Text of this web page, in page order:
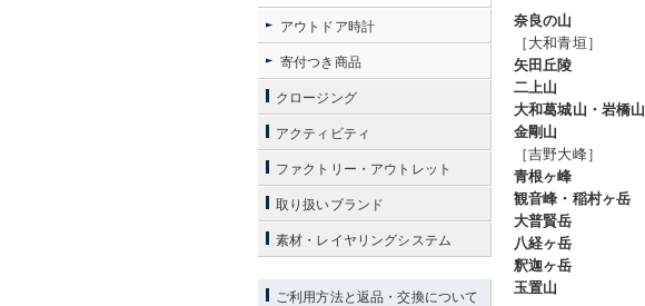
奈良の山
［大和青垣］
矢田丘陵
二上山
大和葛城山・岩橋山
金剛山
［吉野大峰］
青根ヶ峰
観音峰・稲村ヶ岳
大普賢岳
八経ヶ岳
釈迦ヶ岳
玉置山
アウトドア時計
寄付つき商品
クロージング
アクティビティ
ファクトリー・アウトレット
取り扱いブランド
素材・レイヤリングシステム
ご利用方法と返品・交換について